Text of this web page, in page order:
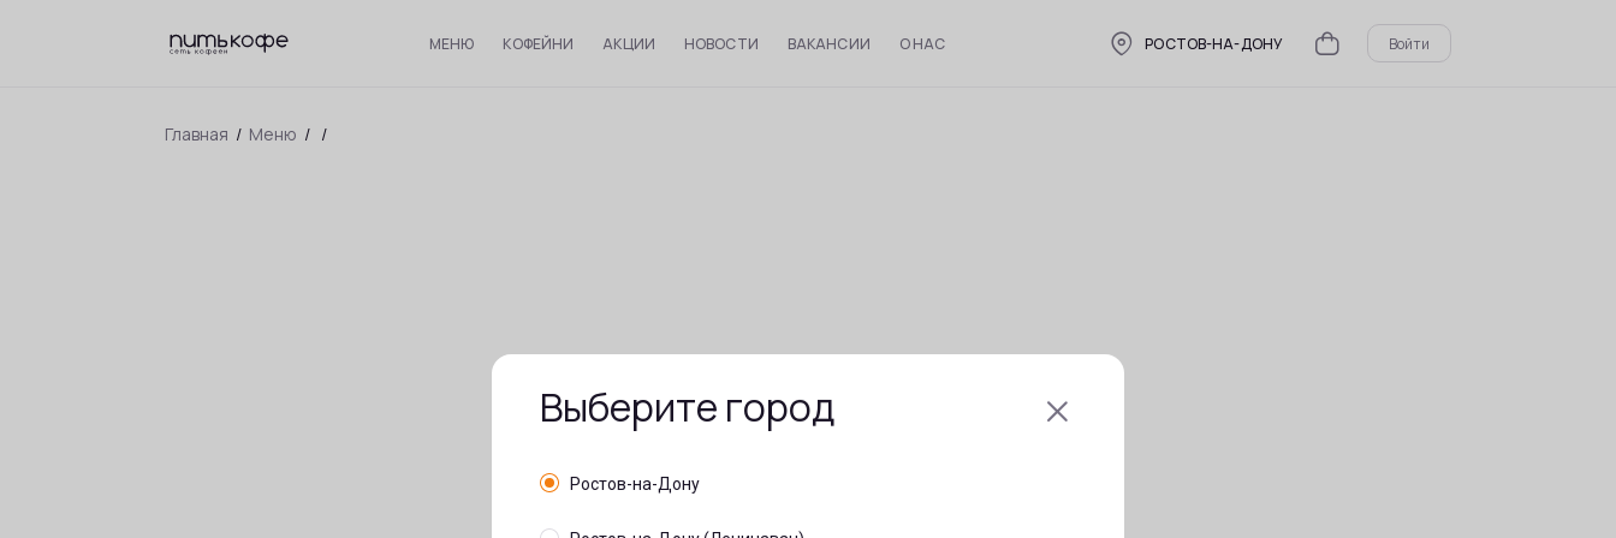
МЕНЮ КОФЕЙНИ АКЦИИ НОВОСТИ ВАКАНСИИ О НАС РОСТОВ-НА-ДОНУ Войти
Главная / Меню / /
Выберите город
Ростов-на-Дону